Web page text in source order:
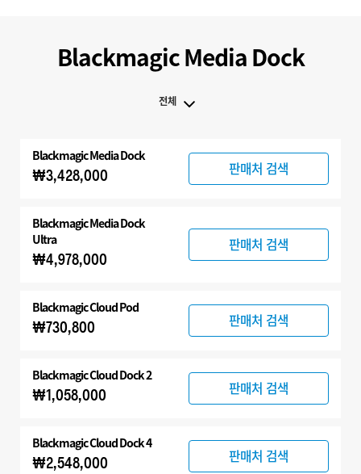
Blackmagic Media Dock
전체
Blackmagic Media Dock
BlackmagicMedia Dock
₩3,428,000 판매처 검색
BlackmagicMedia Dock
Ultra
₩4,978,000
판매처 검색
Blackmagic Cloud Pod
₩730,800 판매처 검색
Blackmagic Cloud Dock 2
₩1,058,000 판매처 검색
Blackmagic Cloud Dock 4
₩2,548,000 판매처 검색